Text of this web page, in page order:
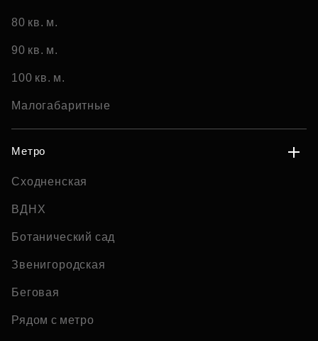
80 кв. м.
90 кв. м.
100 кв. м.
Малогабаритные
Метро
Сходненская
ВДНХ
Ботанический сад
Звенигородская
Беговая
Рядом с метро